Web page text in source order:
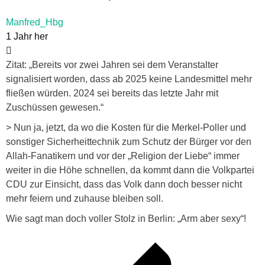
Manfred_Hbg
1 Jahr her
Zitat: „Bereits vor zwei Jahren sei dem Veranstalter
signalisiert worden, dass ab 2025 keine Landesmittel mehr
fließen würden. 2024 sei bereits das letzte Jahr mit
Zuschüssen gewesen.“
> Nun ja, jetzt, da wo die Kosten für die Merkel-Poller und
sonstiger Sicherheittechnik zum Schutz der Bürger vor den
Allah-Fanatikern und vor der „Religion der Liebe“ immer
weiter in die Höhe schnellen, da kommt dann die Volkpartei
CDU zur Einsicht, dass das Volk dann doch besser nicht
mehr feiern und zuhause bleiben soll.
Wie sagt man doch voller Stolz in Berlin: „Arm aber sexy“!